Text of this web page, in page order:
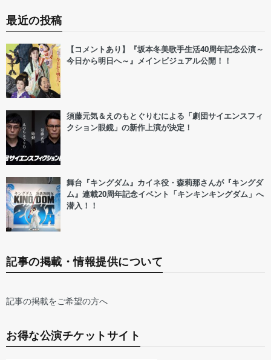
最近の投稿
【コメントあり】『坂本冬美歌手生活40周年記念公演～
今日から明日へ～』メインビジュアル公開！！
須藤元気＆えのもとぐりむによる「劇団サイエンスフィ
クション眼鏡」の新作上演が決定！
舞台『キングダム』カイネ役・森莉那さんが『キングダ
ム』連載20周年記念イベント「キンキンキングダム」へ
潜入！！
記事の掲載・情報提供について
記事の掲載をご希望の方へ
お得な公演チケットサイト